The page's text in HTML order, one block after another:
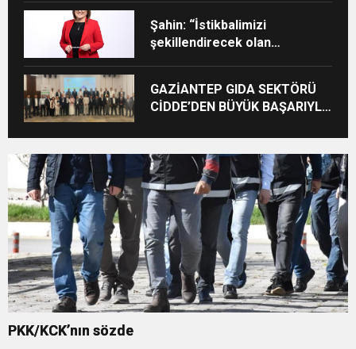
Şahin: “İstikbalimizi
şekillendirecek olan
GAZİANTEP GIDA SEKTÖRÜ
CİDDE’DEN BÜYÜK BAŞARIYLA
PKK/KCK’nın sözde